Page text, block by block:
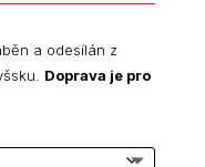
a odesílán z
Doprava je pro